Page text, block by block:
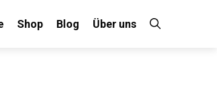
Shop Blog Über uns